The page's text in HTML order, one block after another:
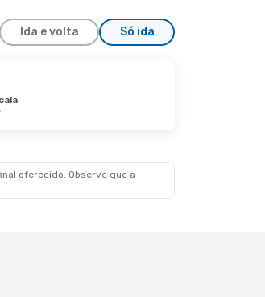
Ida e volta Só ida
oferecido. Observe que a